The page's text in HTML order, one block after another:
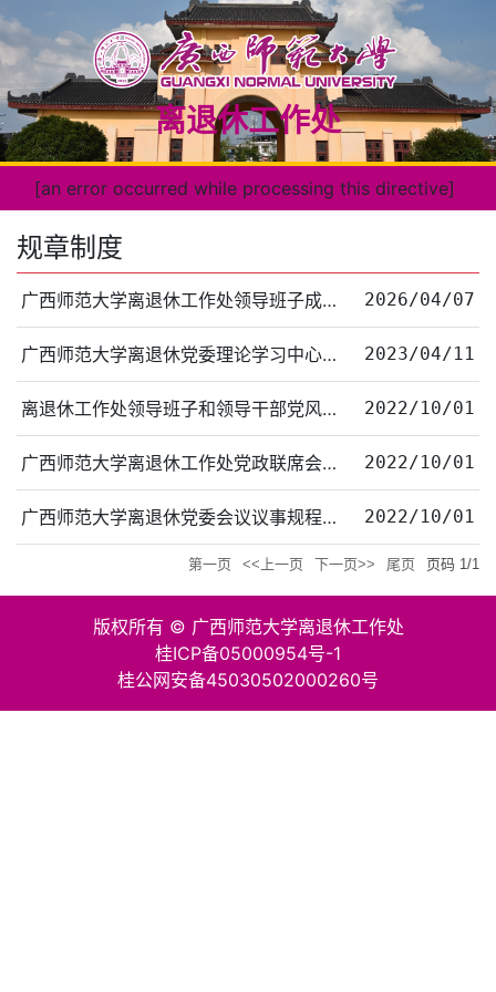
离退休工作处
[an error occurred while processing this directive]
规章制度
广西师范大学离退休工作处领导班子成员挂联党支部制度 2026/04/07
广西师范大学离退休党委理论学习中心组学习制度 2023/04/11
离退休工作处领导班子和领导干部党风廉政建设责任制 2022/10/01
广西师范大学离退休工作处党政联席会议制度及议事规则（2020年修订） 2022/10/01
广西师范大学离退休党委会议议事规程（2020年修订） 2022/10/01
第一页 <<上一页 下一页>> 尾页 页码 1/1
版权所有 © 广西师范大学离退休工作处
桂ICP备05000954号-1
桂公网安备45030502000260号